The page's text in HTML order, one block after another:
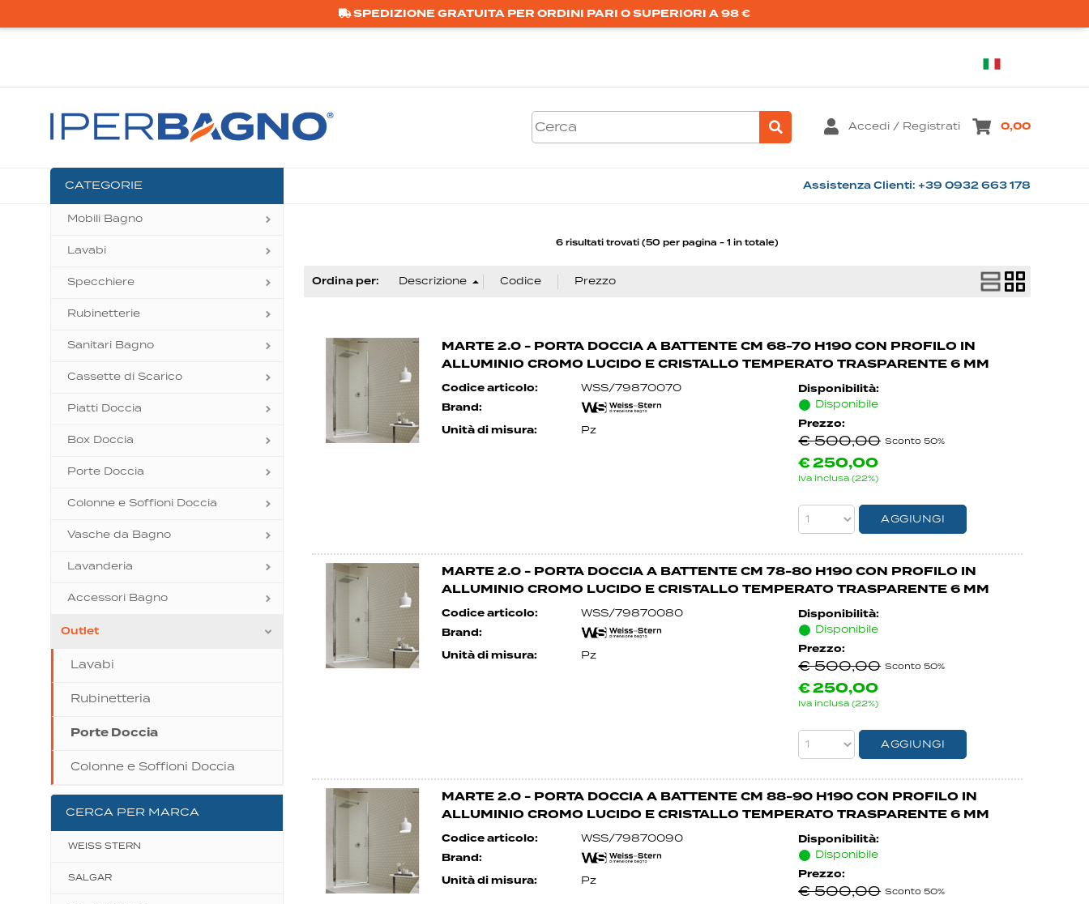
Italiano
Accedi / Registrati 0,00
CATEGORIE
Mobili Bagno
Lavabi
Specchiere
Rubinetterie
Sanitari Bagno
Cassette di Scarico
Piatti Doccia
Box Doccia
Porte Doccia
Colonne e Soffioni Doccia
Vasche da Bagno
Lavanderia
Accessori Bagno
Outlet
Lavabi
Rubinetteria
Porte Doccia
Colonne e Soffioni Doccia
CERCA PER MARCA
WEISS STERN
SALGAR
6 risultati trovati (50 per pagina - 1 in totale)
Ordina per:
MARTE 2.0 - PORTA DOCCIA A BATTENTE CM 68-70 H190 CON PROFILO IN
ALLUMINIO CROMO LUCIDO E CRISTALLO TEMPERATO TRASPARENTE 6 MM
Codice articolo:
WSS/79870070
Brand:
Unità di misura:
Pz
Disponibilità:
Disponibile
Prezzo:
€ 500,00 Sconto 50%
€250,00
Iva inclusa (22%)
MARTE 2.0 - PORTA DOCCIA A BATTENTE CM 78-80 H190 CON PROFILO IN
ALLUMINIO CROMO LUCIDO E CRISTALLO TEMPERATO TRASPARENTE 6 MM
Codice articolo:
WSS/79870080
Brand:
Unità di misura:
Pz
Disponibilità:
Disponibile
Prezzo:
€ 500,00 Sconto 50%
€250,00
Iva inclusa (22%)
MARTE 2.0 - PORTA DOCCIA A BATTENTE CM 88-90 H190 CON PROFILO IN
ALLUMINIO CROMO LUCIDO E CRISTALLO TEMPERATO TRASPARENTE 6 MM
Codice articolo:
WSS/79870090
Brand:
Unità di misura:
Pz
Disponibilità:
Disponibile
Prezzo:
€ 500,00 Sconto 50%
SPEDIZIONE GRATUITA PER ORDINI PARI O SUPERIORI A 98 €